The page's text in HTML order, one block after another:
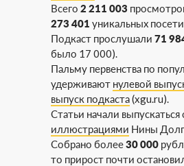
Всего 2 211 003
273 401 уникальных
Подкаст прослушали 71
было 17 000).
Пальму первенства по
удерживают нулевой
выпуск подкаста(xgu.ru).
Статьи начали выпускаться
иллюстрациями Нины
Собрано более30 000
то прирост почти